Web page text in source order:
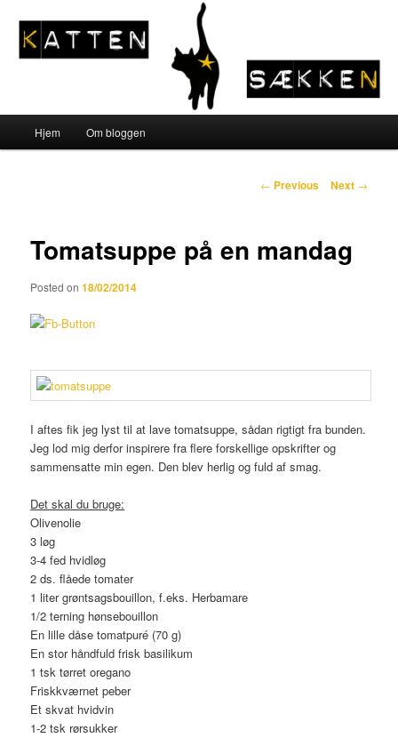
Katten og Sækken
Skip to primary content
Hjem Om bloggen
Post navigation
← Previous Next →
Tomatsuppe på en mandag
Posted on18/02/2014
I aftes fik jeg lyst til at lave tomatsuppe, sådan rigtigt fra bunden.
Jeg lod mig derfor inspirere fra flere forskellige opskrifter og
sammensatte min egen. Den blev herlig og fuld af smag.
Det skal du bruge:
Olivenolie
3 løg
3-4 fed hvidløg
2 ds. flåede tomater
1 liter grøntsagsbouillon, f.eks. Herbamare
1/2 terning hønsebouillon
En lille dåse tomatpuré (70 g)
En stor håndfuld frisk basilikum
1 tsk tørret oregano
Friskkværnet peber
Et skvat hvidvin
1-2 tsk rørsukker